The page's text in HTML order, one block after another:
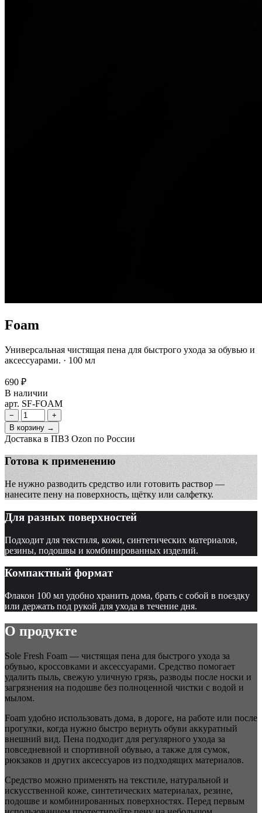
Foam
Универсальная чистящая пена для быстрого ухода за обувью и
аксессуарами. · 100 мл
690 ₽
В наличии
арт. SF-FOAM
−
+
В корзину →
Доставка в ПВЗ Ozon по России
Готова к применению
Не нужно разводить средство или готовить раствор —
нанесите пену на поверхность, щётку или салфетку.
Для разных поверхностей
Подходит для текстиля, кожи, синтетических материалов,
резины, подошвы и комбинированных изделий.
Компактный формат
Флакон 100 мл удобно хранить дома, брать с собой в поездку
или держать под рукой для ухода в течение дня.
О продукте
Sole Fresh Foam — чистящая пена для быстрого ухода за
обувью, кроссовками и аксессуарами. Средство помогает
удалить пыль, свежую уличную грязь, разводы после носки и
загрязнения на подошве без полноценной чистки с водой и
мылом.
Foam удобно использовать дома, в дороге, на работе или после
прогулки, когда нужно быстро вернуть обуви аккуратный
внешний вид. Пена подходит для регулярного ухода за
повседневной и спортивной обувью, а также для сумок,
рюкзаков и других аксессуаров из подходящих материалов.
Средство можно применять на текстиле, натуральной и
искусственной коже, синтетических материалах, резине,
подошве и комбинированных поверхностях. Перед первым